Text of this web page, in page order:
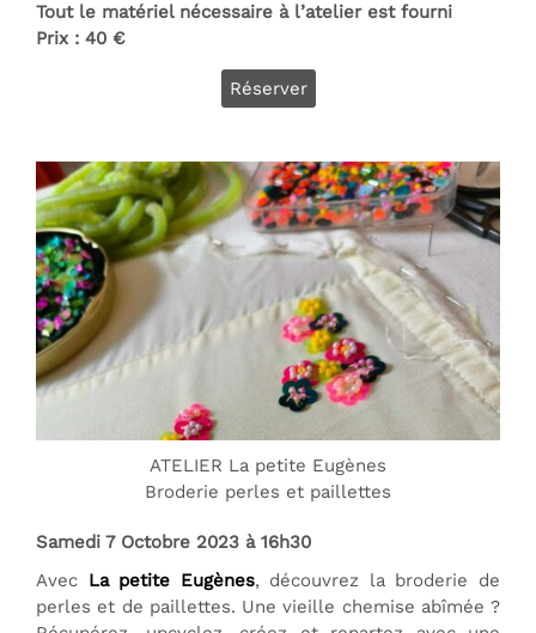
Tout le matériel nécessaire à l’atelier est fourni
Prix : 40 €
Réserver
ATELIER La petite Eugènes
Broderie perles et paillettes
Samedi 7 Octobre 2023 à 16h30
Avec La petite Eugènes, découvrez la broderie de
perles et de paillettes. Une vieille chemise abîmée ?